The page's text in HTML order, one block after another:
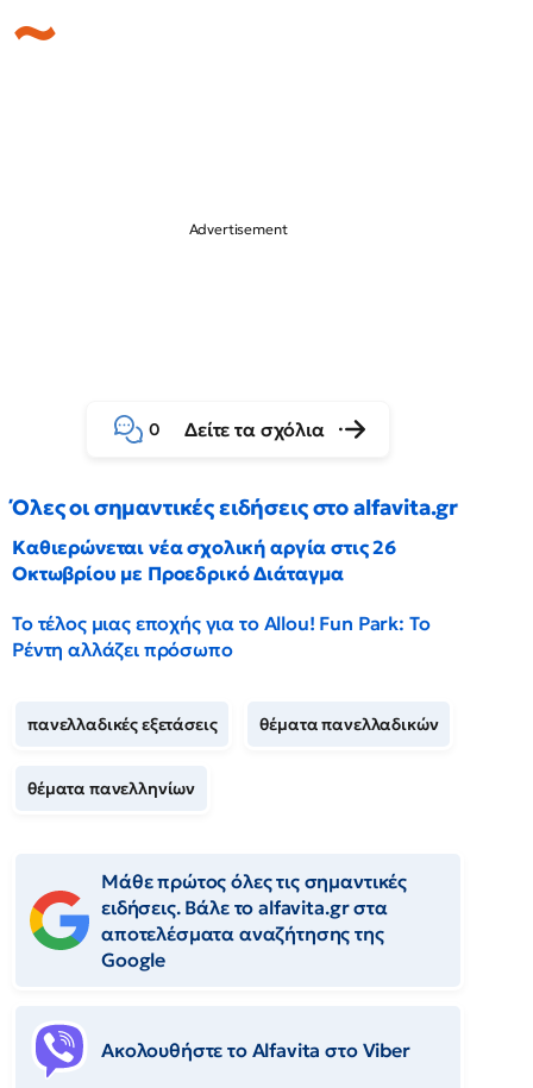
0 Δείτε τα σχόλια
Όλες οι σημαντικές ειδήσεις στο alfavita.gr
Καθιερώνεται νέα σχολική αργία στις 26
Οκτωβρίου με Προεδρικό Διάταγμα
Το τέλος μιας εποχής για το Allou! Fun Park: Το
Ρέντη αλλάζει πρόσωπο
πανελλαδικές εξετάσεις θέματα πανελλαδικών
θέματα πανελληνίων
Μάθε πρώτος όλες τις σημαντικές
ειδήσεις. Βάλε το alfavita.gr στα
αποτελέσματα αναζήτησης της
Google
Ακολουθήστε το Αlfavita στο Viber